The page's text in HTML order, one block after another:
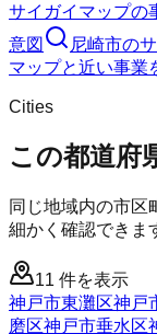
サイガイマップの
意図
尼崎市の
マップと近い事業
Cities
この都道府
同じ地域内の市区
細かく確認できま
11 件を表示
神戸市東灘区神戸
磨区神戸市垂水区